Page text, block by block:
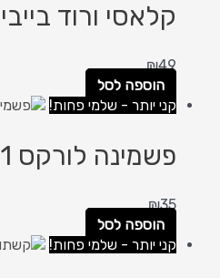
קלאסי ורוד בייבי
₪49
הוספה לסל
קני יותר - שלמי פחות!
פשמינה לורקס 61
₪35
הוספה לסל
קני יותר - שלמי פחות!